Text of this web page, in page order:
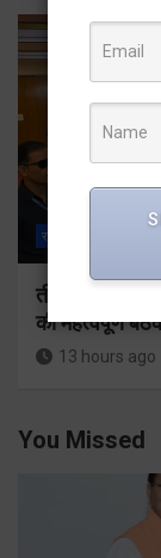
राज्य
तीसरी बार
की महत्वपूर्ण
13 hours ago
You Missed